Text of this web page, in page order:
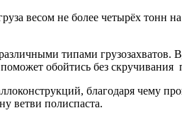
весом не более четырёх тонн
типами грузозахватов.
поможет обойтись без
благодаря чему
ветви полиспаста.